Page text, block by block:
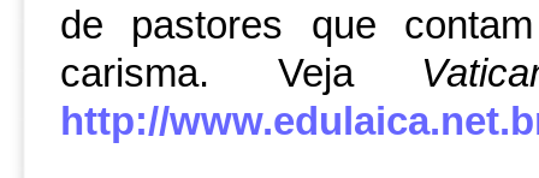
de pastores que
carisma. Veja
http://